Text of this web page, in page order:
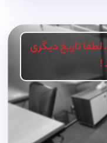
تاریخ دیگری
!